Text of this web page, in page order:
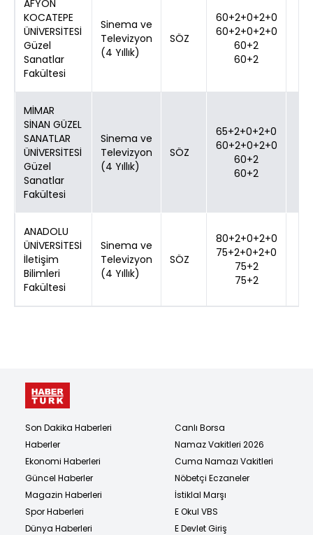
AFYON
KOCATEPE
ÜNİVERSİTESİ
Güzel
Sanatlar
Fakültesi
Sinema ve
Televizyon
(4 Yıllık)
SÖZ
60+2+0+2+0
60+2+0+2+0
60+2
60+2
MİMAR
SİNAN GÜZEL
SANATLAR
ÜNİVERSİTESİ
Güzel
Sanatlar
Fakültesi
Sinema ve
Televizyon
(4 Yıllık)
SÖZ
65+2+0+2+0
60+2+0+2+0
60+2
60+2
ANADOLU
ÜNİVERSİTESİ
İletişim
Bilimleri
Fakültesi
Sinema ve
Televizyon
(4 Yıllık)
SÖZ
80+2+0+2+0
75+2+0+2+0
75+2
75+2
Son Dakika Haberleri
Haberler
Ekonomi Haberleri
Güncel Haberler
Magazin Haberleri
Spor Haberleri
Dünya Haberleri
Canlı Borsa
Namaz Vakitleri 2026
Cuma Namazı Vakitleri
Nöbetçi Eczaneler
İstiklal Marşı
E Okul VBS
E Devlet Giriş